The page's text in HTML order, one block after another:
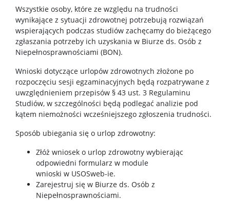
Projekty
Publikacje i patenty
Nagrody i wyróżnienia
Konferencje
Stopnie i tytuły
Rada Naukowa Dyscypliny
Wszystkie osoby, które ze względu na trudności
wynikające z sytuacji zdrowotnej potrzebują rozwiązań
wspierających podczas studiów zachęcamy do bieżącego
zgłaszania potrzeby ich uzyskania w Biurze ds. Osób z
Niepełnosprawnościami (BON).
Wnioski dotyczące urlopów zdrowotnych złożone po
rozpoczęciu sesji egzaminacyjnych będą rozpatrywane z
uwzględnieniem przepisów § 43 ust. 3 Regulaminu
Studiów, w szczególności będą podlegać analizie pod
kątem niemożności wcześniejszego zgłoszenia trudności.
Sposób ubiegania się o urlop zdrowotny:
Złóż wniosek o urlop zdrowotny wybierając
odpowiedni formularz w module
wnioski w USOSweb-ie.
Zarejestruj się w Biurze ds. Osób z
Niepełnosprawnościami.